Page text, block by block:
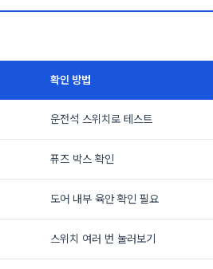
확인 방법
운전석 스위치로 테스트
퓨즈 박스 확인
도어 내부 육안 확인 필요
스위치 여러 번 눌러보기